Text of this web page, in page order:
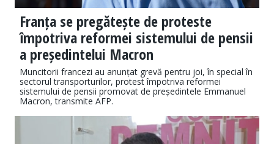
Franța se pregătește de proteste
împotriva reformei sistemului de pensii
a președintelui Macron
Muncitorii francezi au anunțat grevă pentru joi, în special în
sectorul transporturilor, protest împotriva reformei
sistemului de pensii promovat de președintele Emmanuel
Macron, transmite AFP.